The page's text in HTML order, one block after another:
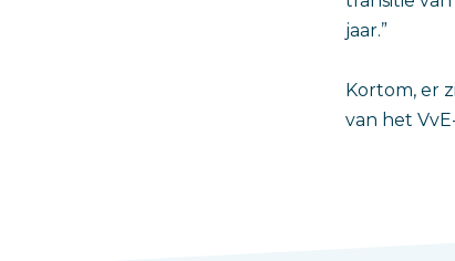
jaar.”
Kortom, er
van het